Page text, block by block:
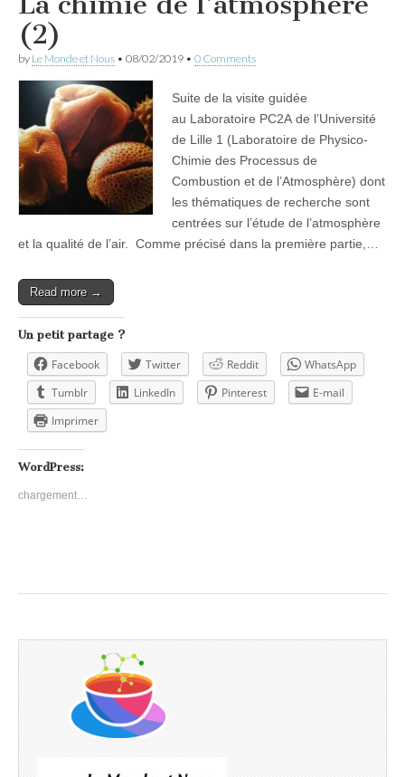
(2)
by Le Monde et Nous • 08/02/2019 • 0 Comments
Suite de la visite guidée
au Laboratoire PC2A de l’Université
de Lille 1 (Laboratoire de Physico-
Chimie des Processus de
Combustion et de l’Atmosphère) dont
les thématiques de recherche sont
centrées sur l’étude de l’atmosphère
et la qualité de l’air. Comme précisé dans la première partie,…
Read more →
Un petit partage ?
Facebook Twitter Reddit
WhatsApp
Tumblr
LinkedIn Pinterest
E-mail
Imprimer
WordPress:
chargement…